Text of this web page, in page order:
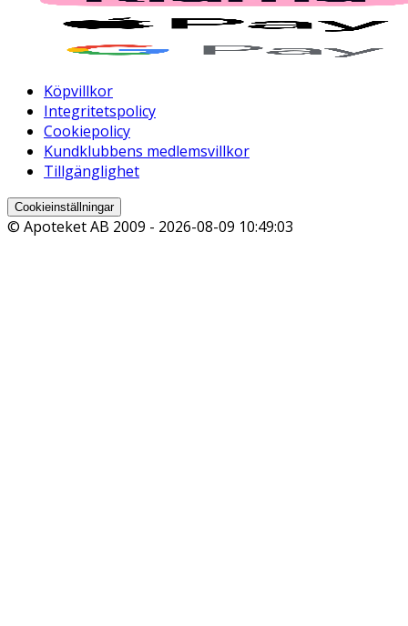
Köpvillkor
Integritetspolicy
Cookiepolicy
Kundklubbens medlemsvillkor
Tillgänglighet
Cookieinställningar
© Apoteket AB 2009 - 2026-08-09 10:49:03